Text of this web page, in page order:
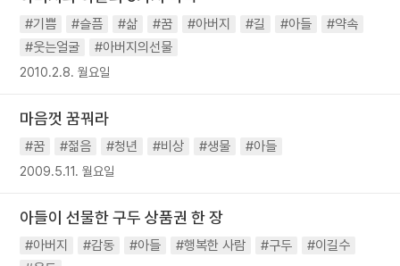
#기쁨 #슬픔 #삶 #꿈 #아버지 #길 #아들
#약속
#웃는얼굴
#아버지의선물
2010.2.8. 월요일
마음껏 꿈꿔라
#꿈 #젊음 #청년 #비상 #생물 #아들
2009.5.11. 월요일
아들이 선물한 구두 상품권 한 장
#아버지 #감동 #아들 #행복한 사람 #구두
#이길수